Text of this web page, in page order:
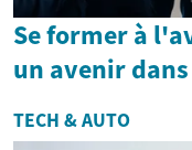
Se former à
un avenir
TECH & AUTO